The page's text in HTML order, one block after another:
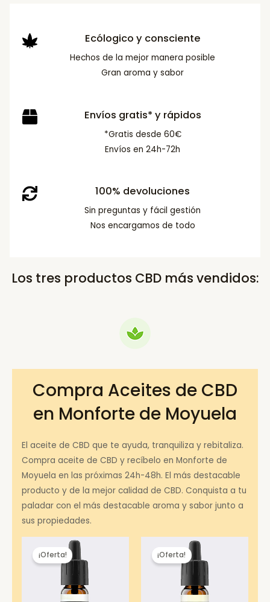
Ecólogico y consciente
Hechos de la mejor manera posible
Gran aroma y sabor
Envíos gratis* y rápidos
*Gratis desde 60€
Envíos en 24h-72h
100% devoluciones
Sin preguntas y fácil gestión
Nos encargamos de todo
Los tres productos CBD más vendidos:
Compra Aceites de CBD
en Monforte de Moyuela
El aceite de CBD que te ayuda, tranquiliza y rebitaliza.
Compra aceite de CBD y recíbelo en Monforte de
Moyuela en las próximas 24h-48h. El más destacable
producto y de la mejor calidad de CBD. Conquista a tu
paladar con el más destacable aroma y sabor junto a
sus propiedades.
¡Oferta! ¡Oferta!